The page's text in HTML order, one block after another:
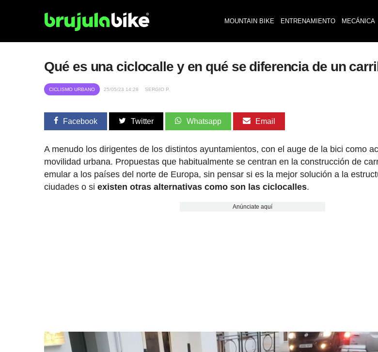
MOUNTAIN BIKE ENTRENAMIENTO MECÁNICA
Qué es una ciclocalle y en qué se diferencia de un
CICLISMO URBANO 25/05/23 14:28 SERGIO P.
Facebook Twitter Whatsapp Email
A menudo los dirigentes de los distintos ayuntamientos, con el auge de la bici como
movilidad urbana. Propuestas que habitualmente se centran en la construcción de
emular a los países del norte de Europa, sin pensar si es la mejor solución a la
ciudades o siexisten otras alternativas como son las ciclocalles.
Anúnciate aquí